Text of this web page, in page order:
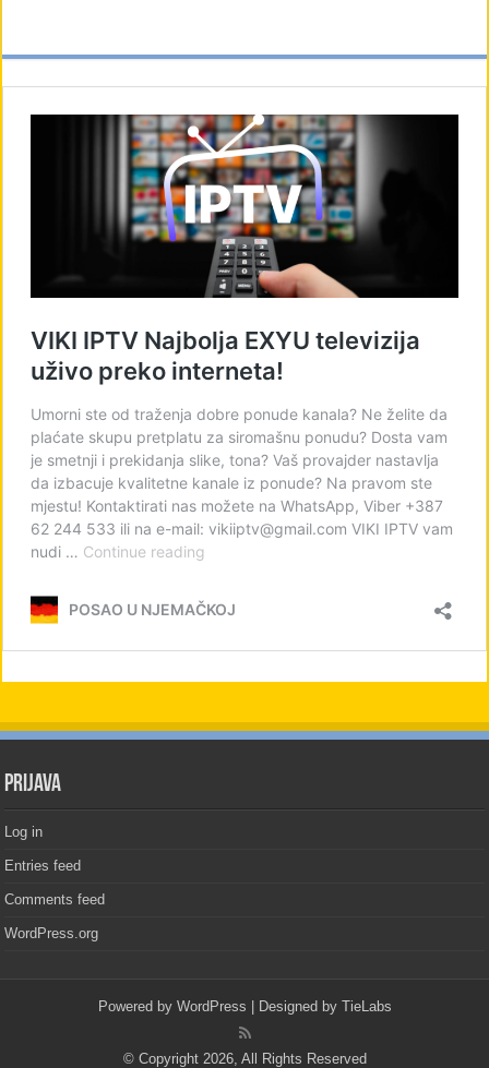
PRIJAVA
Log in
Entries feed
Comments feed
WordPress.org
Powered by WordPress | Designed by TieLabs
© Copyright 2026, All Rights Reserved